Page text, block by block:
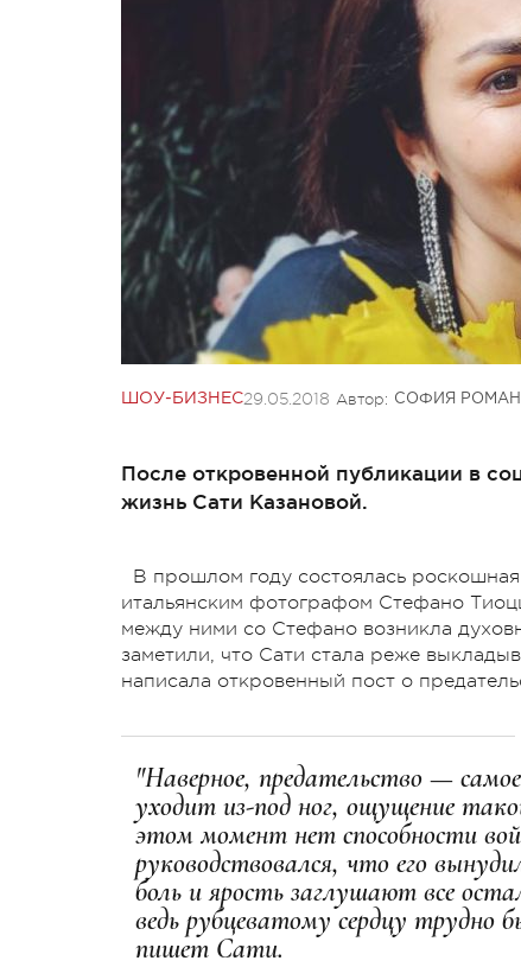
ШОУ-БИЗНЕС29.05.2018 Автор: СОФИЯ
После откровенной публикации в
жизнь Сати Казановой.
В прошлом году состоялась
итальянским фотографом Стефано
между ними со Стефано возникла
заметили, что Сати стала реже
написала откровенный пост о
"Наверное, предательство —
уходит из-под ног, ощущение
этом момент нет способности
руководствовался, что его
боль и ярость заглушают все
ведь рубцеватому сердцу
пишет Сати.